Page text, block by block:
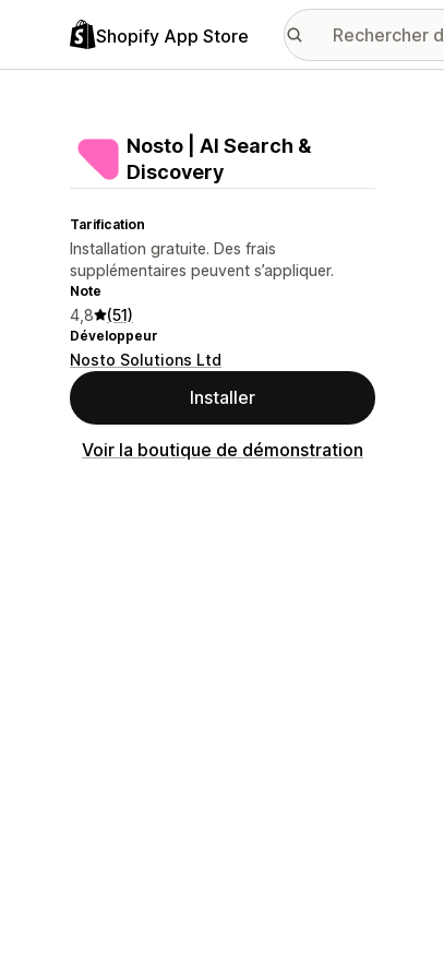
Shopify App Store
Nosto | AI Search &
Discovery
Tarification
Installation gratuite. Des frais
supplémentaires peuvent s’appliquer.
Note
4,8 (51)
Développeur
Nosto Solutions Ltd
Installer
Voir la boutique de démonstration